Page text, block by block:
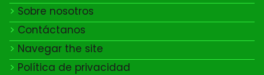
Sobre nosotros
Contáctanos
Navegar the site
Política de privacidad